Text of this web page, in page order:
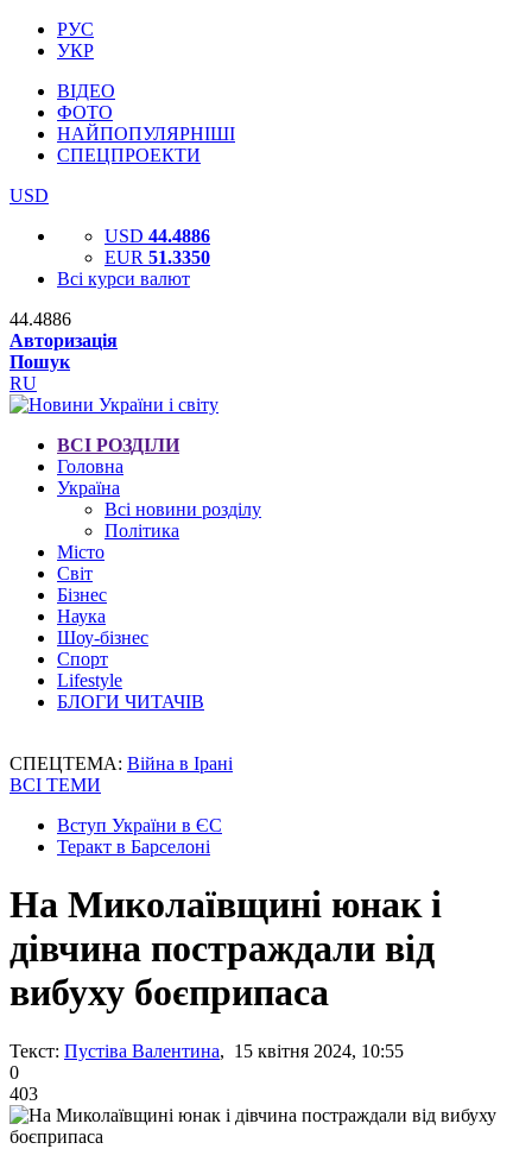
РУС
УКР
ВІДЕО
ФОТО
НАЙПОПУЛЯРНІШІ
СПЕЦПРОЕКТИ
USD
USD 44.4886
EUR 51.3350
Всі курси валют
44.4886
Авторизація
Пошук
RU
ВСІ РОЗДІЛИ
Головна
Україна
Всі новини розділу
Політика
Місто
Світ
Бізнес
Наука
Шоу-бізнес
Спорт
Lifestyle
БЛОГИ ЧИТАЧІВ
СПЕЦТЕМА: Війна в Ірані
ВСІ ТЕМИ
Вступ України в ЄС
Теракт в Барселоні
На Миколаївщині юнак і
дівчина постраждали від
вибуху боєприпаса
Текст: Пустіва Валентина, 15 квітня 2024, 10:55
0
403